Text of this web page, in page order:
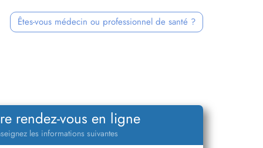
Êtes-vous médecin ou professionnel de santé ?
rendez-vous en ligne
les informations suivantes